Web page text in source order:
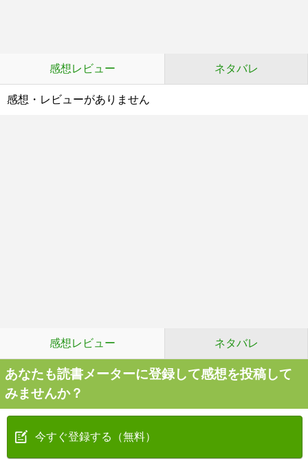
感想レビュー ネタバレ
感想・レビューがありません
感想レビュー ネタバレ
あなたも読書メーターに登録して感想を投稿して
みませんか？
今すぐ登録する（無料）